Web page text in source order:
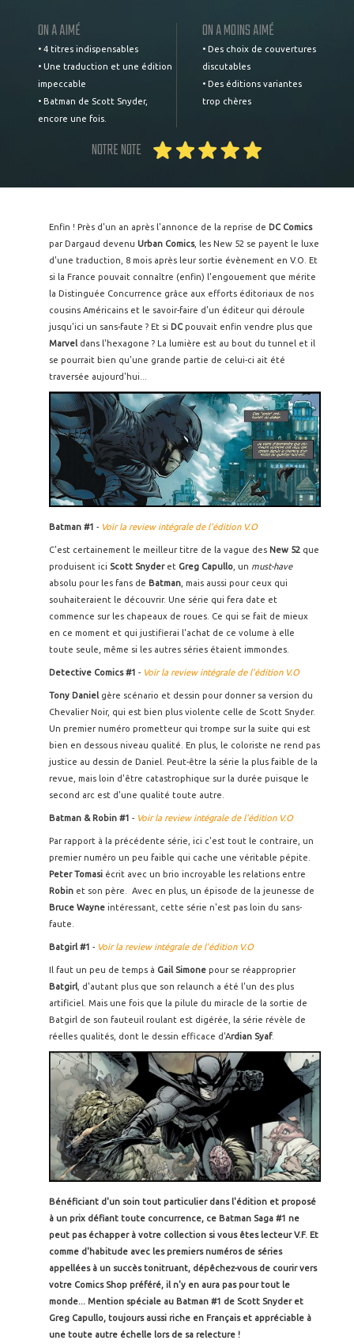
ON A AIMÉ
• 4 titres indispensables
• Une traduction et une édition
impeccable
• Batman de Scott Snyder,
encore une fois.
ON A MOINS AIMÉ
• Des choix de couvertures
discutables
• Des éditions variantes
trop chères
NOTRE NOTE
Enfin ! Près d'un an après l'annonce de la reprise de DC Comics
par Dargaud devenu Urban Comics, les New 52 se payent le luxe
d'une traduction, 8 mois après leur sortie évènement en V.O. Et
si la France pouvait connaître (enfin) l'engouement que mérite
la Distinguée Concurrence grâce aux efforts éditoriaux de nos
cousins Américains et le savoir-faire d'un éditeur qui déroule
jusqu'ici un sans-faute ? Et si DC pouvait enfin vendre plus que
Marvel dans l'hexagone ? La lumière est au bout du tunnel et il
se pourrait bien qu'une grande partie de celui-ci ait été
traversée aujourd'hui...
Batman #1 - Voir la review intégrale de l'édition V.O
C'est certainement le meilleur titre de la vague des New 52 que
produisent ici Scott Snyderet Greg Capullo , un must-have
absolu pour les fans de Batman , mais aussi pour ceux qui
souhaiteraient le découvrir. Une série qui fera date et
commence sur les chapeaux de roues. Ce qui se fait de mieux
en ce moment et qui justifierai l'achat de ce volume à elle
toute seule, même si les autres séries étaient immondes.
Detective Comics #1 - Voir la review intégrale de l'édition V.O
Tony Daniel gère scénario et dessin pour donner sa version du
Chevalier Noir, qui est bien plus violente celle de Scott Snyder.
Un premier numéro prometteur qui trompe sur la suite qui est
bien en dessous niveau qualité. En plus, le coloriste ne rend pas
justice au dessin de Daniel. Peut-être la série la plus faible de la
revue, mais loin d'être catastrophique sur la durée puisque le
second arc est d'une qualité toute autre.
Batman & Robin #1 - Voir la review intégrale de l'édition V.O
Par rapport à la précédente série, ici c'est tout le contraire, un
premier numéro un peu faible qui cache une véritable pépite.
Peter Tomasi écrit avec un brio incroyable les relations entre
Robin et son père. Avec en plus, un épisode de la jeunesse de
Bruce Wayne intéressant, cette série n'est pas loin du sans-
faute.
Batgirl #1 - Voir la review intégrale de l'édition V.O
Il faut un peu de temps à Gail Simone pour se réapproprier
Batgirl , d'autant plus que son relaunch a été l'un des plus
artificiel. Mais une fois que la pilule du miracle de la sortie de
Batgirl de son fauteuil roulant est digérée, la série révèle de
réelles qualités, dont le dessin efficace d'Ardian Syaf.
Bénéficiant d'un soin tout particulier dans l'édition et proposé
à un prix défiant toute concurrence, ce Batman Saga #1 ne
peut pas échapper à votre collection si vous êtes lecteur V.F. Et
comme d'habitude avec les premiers numéros de séries
appellées à un succès tonitruant, dépêchez-vous de courir vers
votre Comics Shop préféré, il n'y en aura pas pour tout le
monde... Mention spéciale au Batman #1 de Scott Snyder et
Greg Capullo, toujours aussi riche en Français et appréciable à
une toute autre échelle lors de sa relecture !